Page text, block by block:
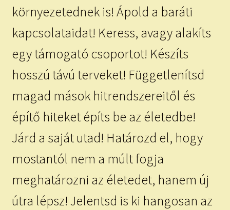
környezetednek is! Ápold a baráti
kapcsolataidat! Keress, avagy alakíts
egy támogató csoportot! Készíts
hosszú távú terveket! Függetlenítsd
magad mások hitrendszereitől és
építő hiteket építs be az életedbe!
Járd a saját utad! Határozd el, hogy
mostantól nem a múlt fogja
meghatározni az életedet, hanem új
útra lépsz! Jelentsd is ki hangosan az